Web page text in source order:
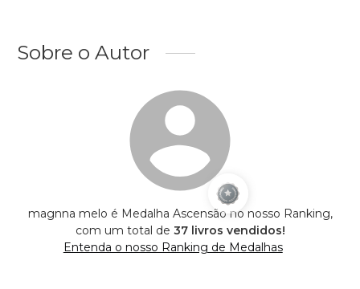
Sobre o Autor
magnna melo é Medalha Ascensão no nosso Ranking,
com um total de 37 livros vendidos!
Entenda o nosso Ranking de Medalhas